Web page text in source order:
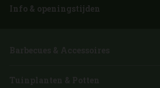
Info & openingstijden